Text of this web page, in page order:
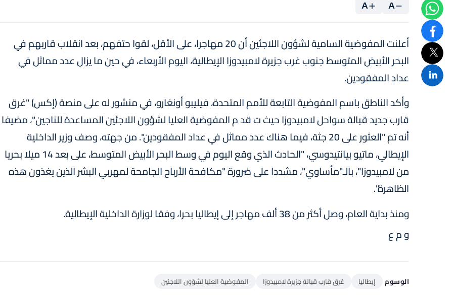
A
A
أعلنت المفوضية السامية لشؤون اللاجئين أن 20 مهاجرا، على الأقل، لقوا حتفهم، بعد انقلاب قاربهم في
البحر الأبيض المتوسط جنوب غرب جزيرة لامبيدوزا الإيطالية، اليوم الأربعاء، في حين ما يزال عدد مماثل في
عداد المفقودين.
وأكد الناطق باسم المفوضية التابعة للأمم المتحدة، فيليبو أونغارو، في منشور له على منصة (إكس) "غرق
قارب جديد قبالة سواحل لامبيدوزا حيث ت قد م المفوضية العليا لشؤون اللاجئين المساعدة للناجين"، مضيفا
أنه تم "العثور على 20 جثة، فيما هناك عدد مماثل في عداد المفقودين". من جهته، وصف وزير الداخلية
الإيطالي، ماتيو بيانتيدوسي، "الحادث الذي وقع اليوم في وسط البحر الأبيض المتوسط، على بعد 14 ميلا بحريا
من لامبيدوزا"، بالـ"مأساوي"، مشددا على ضرورة "مكافحة الأرباح الجامحة لمهربي البشر الذين يغذون هذه
الظاهرة".
ومنذ بداية العام، وصل أكثر من 38 ألف مهاجر إلى إيطاليا بحرا، وفقا لوزارة الداخلية الإيطالية.
و م ع
الوسوم إيطاليا غرق قارب قبالة جزيرة لامبيدوزا المفوضية العليا لشؤون اللاجئين